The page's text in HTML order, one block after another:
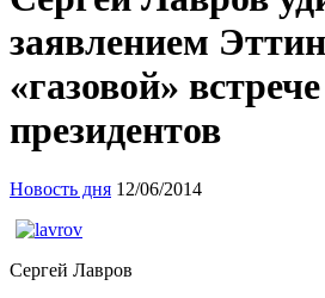
заявлением
«газовой» встрече
президентов
Новость дня 12/06/2014
Сергей Лавров